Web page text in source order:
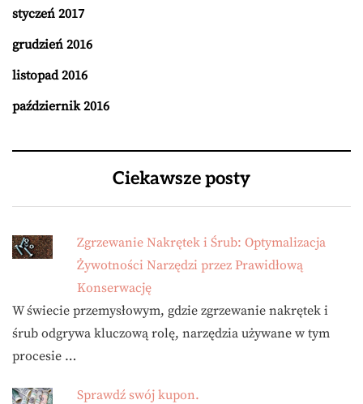
styczeń 2017
grudzień 2016
listopad 2016
październik 2016
Ciekawsze posty
Zgrzewanie Nakrętek i Śrub: Optymalizacja
Żywotności Narzędzi przez Prawidłową
Konserwację
W świecie przemysłowym, gdzie zgrzewanie nakrętek i
śrub odgrywa kluczową rolę, narzędzia używane w tym
procesie …
Sprawdź swój kupon.